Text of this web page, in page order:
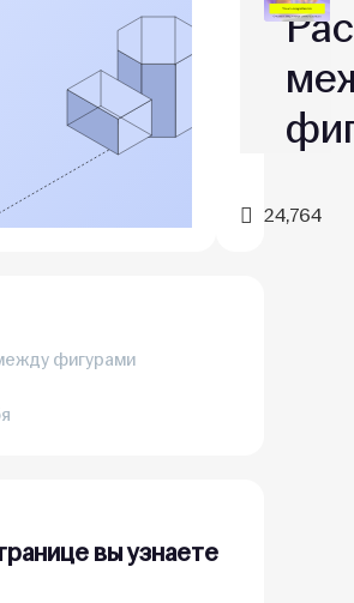
24,764
фигурами
вы узнаете